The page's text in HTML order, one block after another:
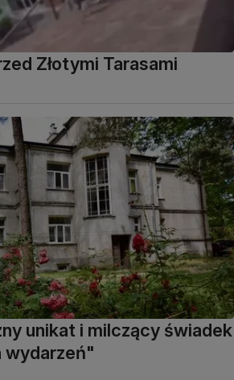
Złotymi Tarasami
unikat i milczący świadek
wydarzeń"